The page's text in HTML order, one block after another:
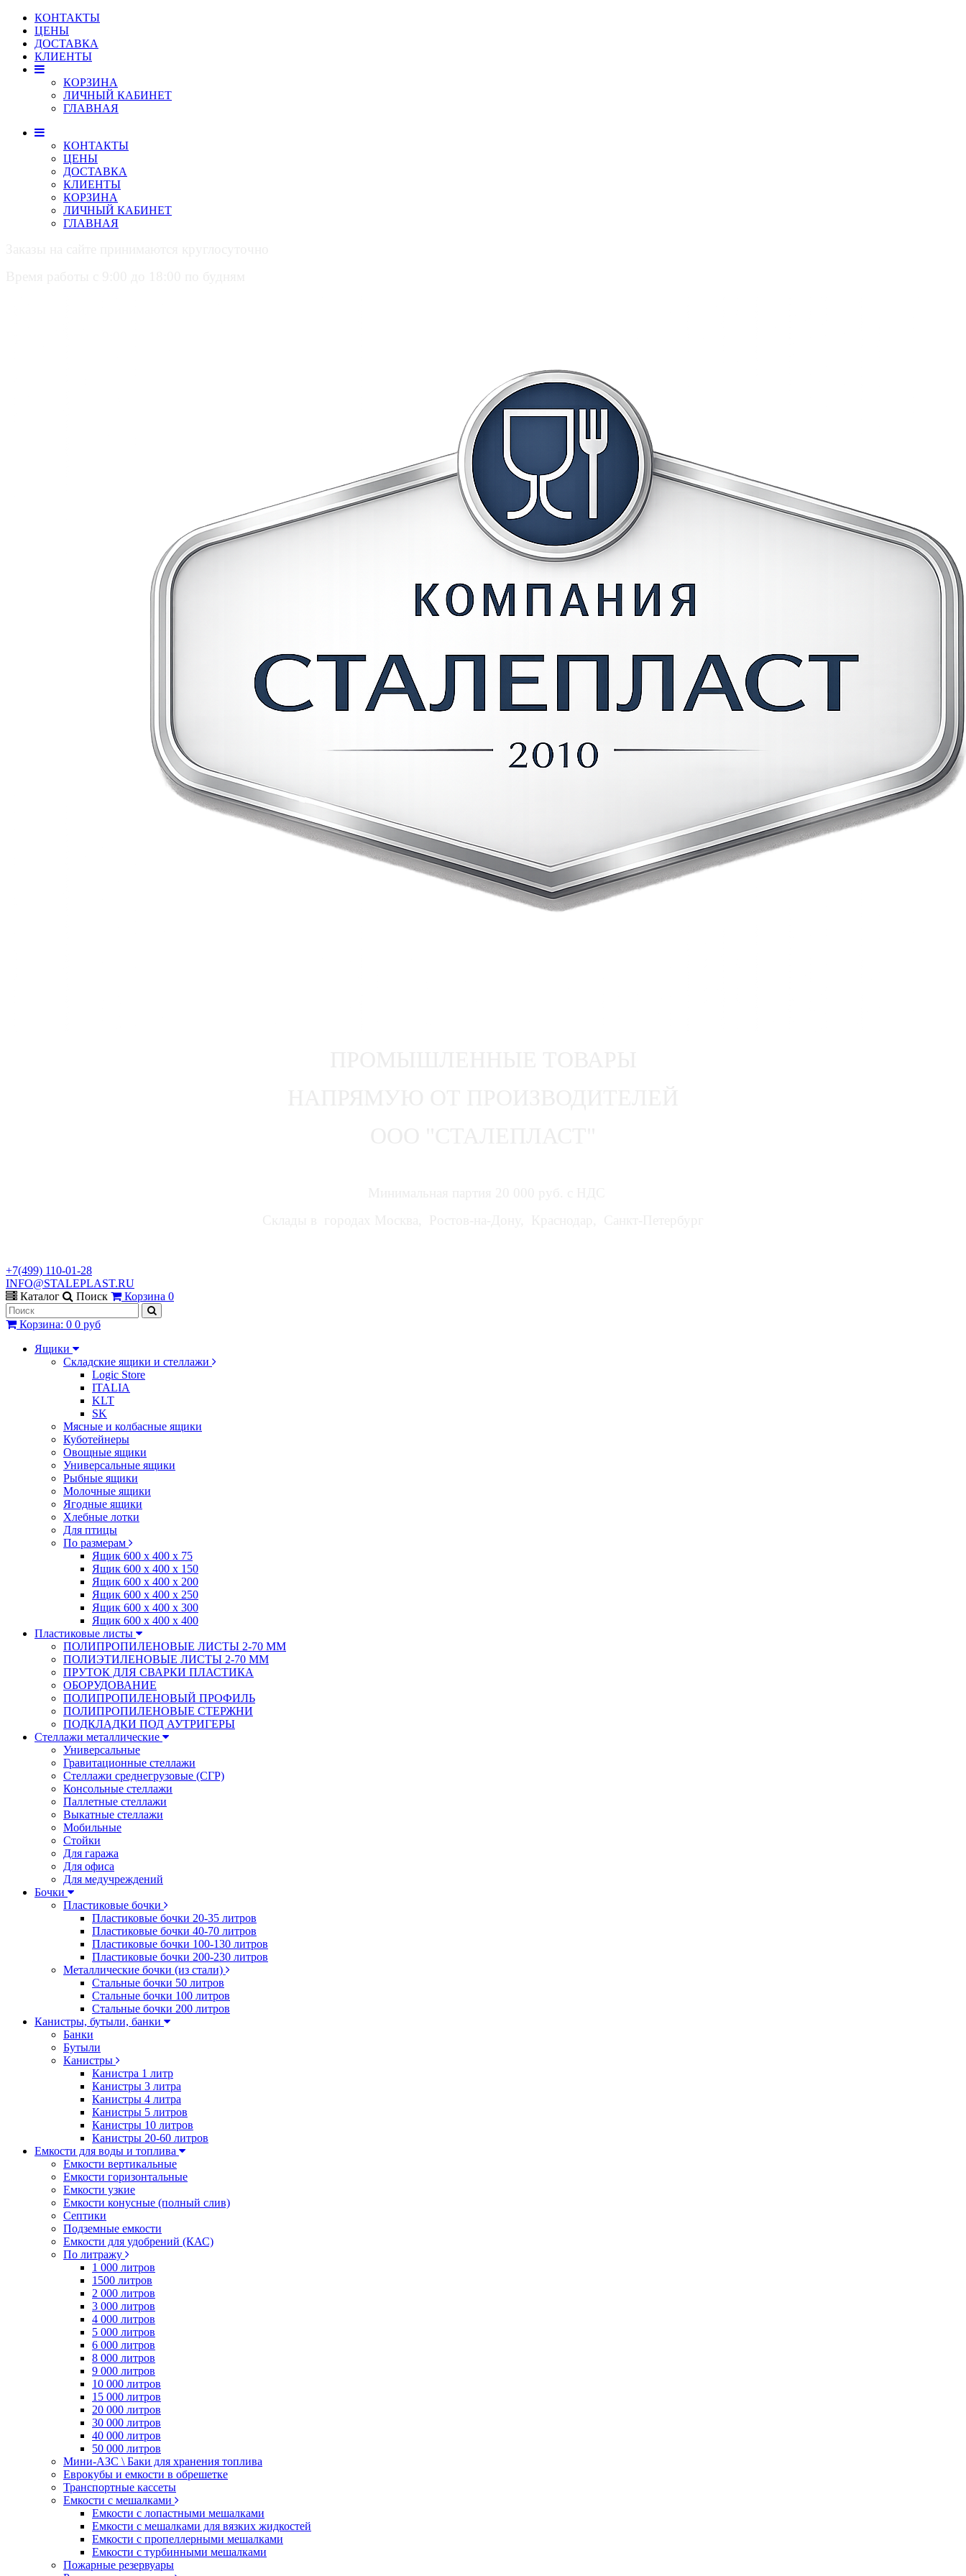
КОНТАКТЫ
ЦЕНЫ
ДОСТАВКА
КЛИЕНТЫ
КОРЗИНА
ЛИЧНЫЙ КАБИНЕТ
ГЛАВНАЯ
КОНТАКТЫ
ЦЕНЫ
ДОСТАВКА
КЛИЕНТЫ
КОРЗИНА
ЛИЧНЫЙ КАБИНЕТ
ГЛАВНАЯ
+7(499) 110-01-28
INFO@STALEPLAST.RU
Каталог
Поиск Корзина 0
Корзина: 0 0 руб
Ящики
Складские ящики и стеллажи
Logic Store
ITALIA
KLT
SK
Мясные и колбасные ящики
Куботейнеры
Овощные ящики
Универсальные ящики
Рыбные ящики
Молочные ящики
Ягодные ящики
Хлебные лотки
Для птицы
По размерам
Ящик 600 х 400 х 75
Ящик 600 х 400 х 150
Ящик 600 х 400 х 200
Ящик 600 х 400 х 250
Ящик 600 х 400 х 300
Ящик 600 х 400 х 400
Пластиковые листы
ПОЛИПРОПИЛЕНОВЫЕ ЛИСТЫ 2-70 ММ
ПОЛИЭТИЛЕНОВЫЕ ЛИСТЫ 2-70 ММ
ПРУТОК ДЛЯ СВАРКИ ПЛАСТИКА
ОБОРУДОВАНИЕ
ПОЛИПРОПИЛЕНОВЫЙ ПРОФИЛЬ
ПОЛИПРОПИЛЕНОВЫЕ СТЕРЖНИ
ПОДКЛАДКИ ПОД АУТРИГЕРЫ
Стеллажи металлические
Универсальные
Гравитационные стеллажи
Стеллажи среднегрузовые (СГР)
Консольные стеллажи
Паллетные стеллажи
Выкатные стеллажи
Мобильные
Стойки
Для гаража
Для офиса
Для медучреждений
Бочки
Пластиковые бочки
Пластиковые бочки 20-35 литров
Пластиковые бочки 40-70 литров
Пластиковые бочки 100-130 литров
Пластиковые бочки 200-230 литров
Металлические бочки (из стали)
Стальные бочки 50 литров
Стальные бочки 100 литров
Стальные бочки 200 литров
Канистры, бутыли, банки
Банки
Бутыли
Канистры
Канистра 1 литр
Канистры 3 литра
Канистры 4 литра
Канистры 5 литров
Канистры 10 литров
Канистры 20-60 литров
Емкости для воды и топлива
Емкости вертикальные
Емкости горизонтальные
Емкости узкие
Емкости конусные (полный слив)
Септики
Подземные емкости
Емкости для удобрений (КАС)
По литражу
1 000 литров
1500 литров
2 000 литров
3 000 литров
4 000 литров
5 000 литров
6 000 литров
8 000 литров
9 000 литров
10 000 литров
15 000 литров
20 000 литров
30 000 литров
40 000 литров
50 000 литров
Мини-АЗС \ Баки для хранения топлива
Еврокубы и емкости в обрешетке
Транспортные кассеты
Емкости с мешалками
Емкости с лопастными мешалками
Емкости с мешалками для вязких жидкостей
Емкости с пропеллерными мешалками
Емкости с турбинными мешалками
Пожарные резервуары